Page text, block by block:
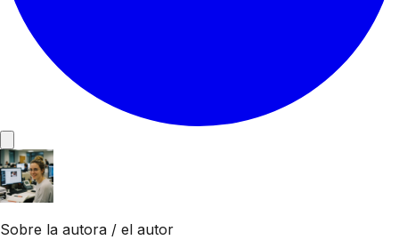
Sobre la autora / el autor